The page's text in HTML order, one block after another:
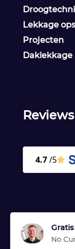
No
Lekkage
Projecten
Daklekkage
Reviews